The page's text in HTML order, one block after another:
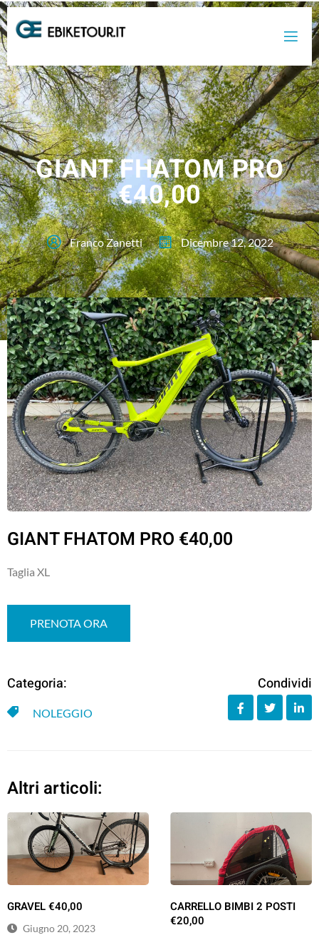
GIANT FHATOM PRO
€40,00
Franco Zanetti Dicembre 12, 2022
GIANT FHATOM PRO €40,00
Taglia XL
PRENOTA ORA
Categoria:
NOLEGGIO
Condividi
Altri articoli:
GRAVEL €40,00
Giugno 20, 2023
CARRELLO BIMBI 2 POSTI
€20,00